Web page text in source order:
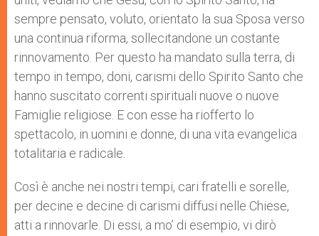
sempre pensato, voluto, orientato la sua Sposa verso
una continua riforma, sollecitandone un costante
rinnovamento. Per questo ha mandato sulla terra, di
tempo in tempo, doni, carismi dello Spirito Santo che
hanno suscitato correnti spirituali nuove o nuove
Famiglie religiose. E con esse ha riofferto lo
spettacolo, in uomini e donne, di una vita evangelica
totalitaria e radicale.
Così è anche nei nostri tempi, cari fratelli e sorelle,
per decine e decine di carismi diffusi nelle Chiese,
atti a rinnovarle. Di essi, a mo’ di esempio, vi dirò